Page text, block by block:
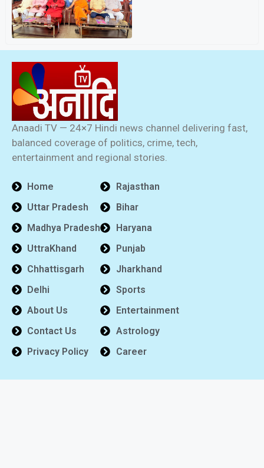
Anaadi TV — 24×7 Hindi news channel delivering fast,
balanced coverage of politics, crime, tech,
entertainment and regional stories.
Home
Uttar Pradesh
Madhya Pradesh
UttraKhand
Chhattisgarh
Delhi
About Us
Contact Us
Privacy Policy
Rajasthan
Bihar
Haryana
Punjab
Jharkhand
Sports
Entertainment
Astrology
Career